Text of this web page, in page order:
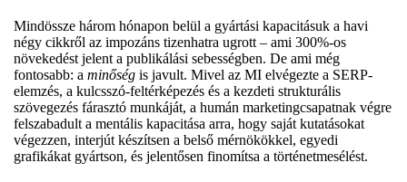
Mindössze három hónapon belül a gyártási kapacitásuk a havi
négy cikkről az impozáns tizenhatra ugrott – ami 300%-os
növekedést jelent a publikálási sebességben. De ami még
fontosabb: a minőség is javult. Mivel az MI elvégezte a SERP-
elemzés, a kulcsszó-feltérképezés és a kezdeti strukturális
szövegezés fárasztó munkáját, a humán marketingcsapatnak végre
felszabadult a mentális kapacitása arra, hogy saját kutatásokat
végezzen, interjút készítsen a belső mérnökökkel, egyedi
grafikákat gyártson, és jelentősen finomítsa a történetmesélést.